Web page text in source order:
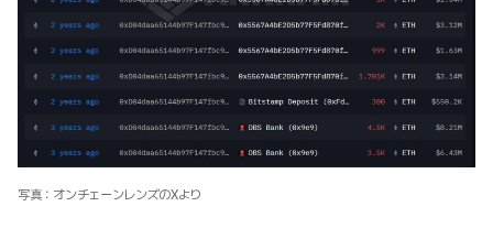
写真：オンチェーンレンズのXより